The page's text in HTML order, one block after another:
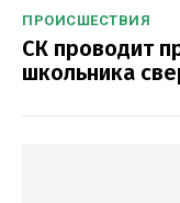
ПРОИСШЕСТВИЯ
СК проводит
школьника